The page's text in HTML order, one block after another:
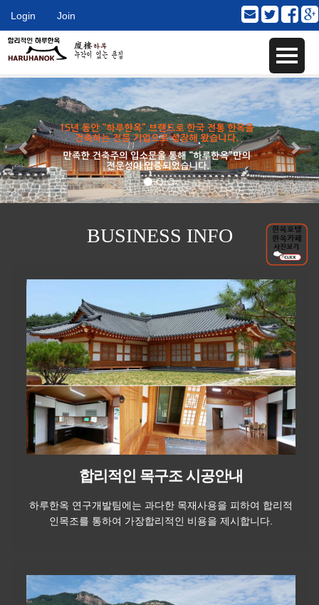
Login Join
BUSINESS INFO
합리적인 목구조 시공안내
하루한옥 연구개발팀에는 과다한 목재사용을 피하여 합리적
인목조를 통하여 가장합리적인 비용을 제시합니다.